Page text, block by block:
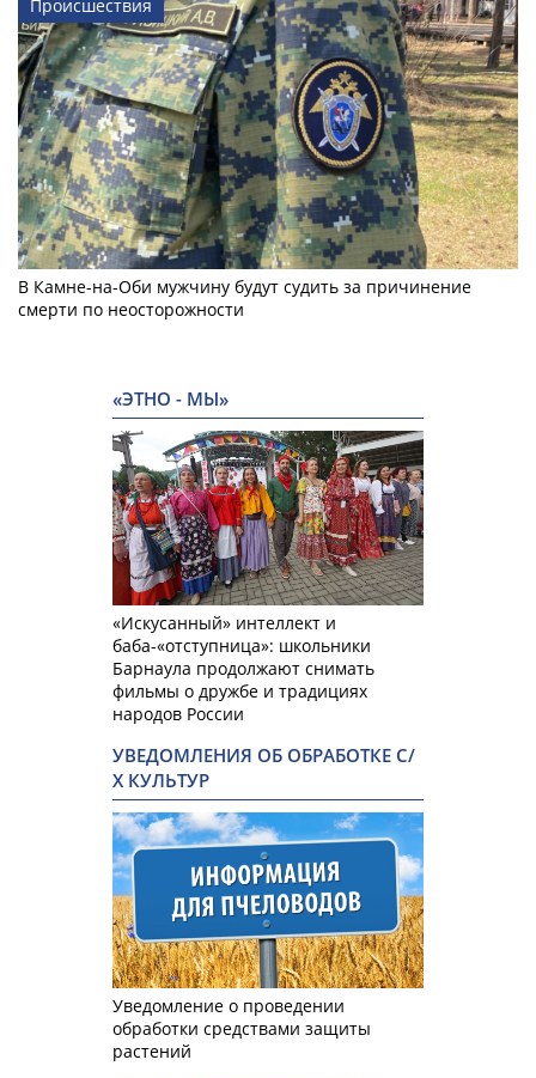
Происшествия
В Камне-на-Оби мужчину будут судить за причинение
смерти по неосторожности
«ЭТНО - МЫ»
«Искусанный» интеллект и
баба-«отступница»: школьники
Барнаула продолжают снимать
фильмы о дружбе и традициях
народов России
УВЕДОМЛЕНИЯ ОБ ОБРАБОТКЕ С/
Х КУЛЬТУР
Уведомление о проведении
обработки средствами защиты
растений